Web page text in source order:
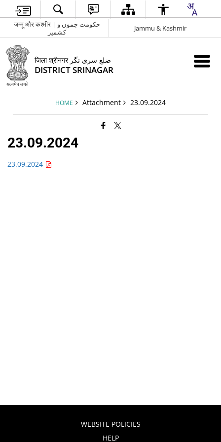
जम्मू और कश्मीर | حکومت جموں و
کشمیر
Jammu & Kashmir
जिला श्रीनगर ضلع سری نگر
DISTRICT SRINAGAR
HOME Attachment 23.09.2024
23.09.2024
23.09.2024
WEBSITE POLICIES
HELP